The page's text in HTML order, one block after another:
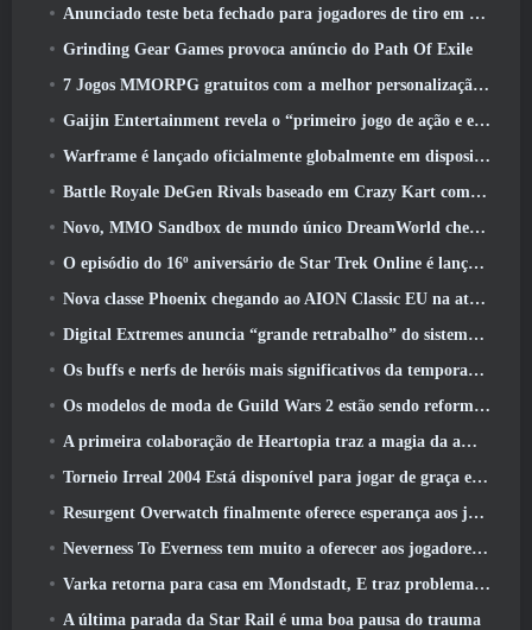
Anunciado teste beta fechado para jogadores de tiro em terceira pessoa
Grinding Gear Games provoca anúncio do Path Of Exile
7 Jogos MMORPG gratuitos com a melhor personalização de personagens
Gaijin Entertainment revela o “primeiro jogo de ação e extração espacial” Star Wrath
Warframe é lançado oficialmente globalmente em dispositivos Android
Battle Royale DeGen Rivals baseado em Crazy Kart combina todas as coisas que você provavelmente não sabia que queria combinadas
Novo, MMO Sandbox de mundo único DreamWorld chegando ao Steam com acesso antecipado
O episódio do 16º aniversário de Star Trek Online é lançado como parte da atualização de “corrupção”
Nova classe Phoenix chegando ao AION Classic EU na atualização ‘Ignite’
Digital Extremes anuncia “grande retrabalho” do sistema de progressão de jogadores do Soulframe
Os buffs e nerfs de heróis mais significativos da temporada 6.5
Os modelos de moda de Guild Wars 2 estão sendo reformulados com base no feedback dos jogadores
A primeira colaboração de Heartopia traz a magia da amizade de My Little Pony
Torneio Irreal 2004 Está disponível para jogar de graça e a Epic não processará ninguém por isso
Resurgent Overwatch finalmente oferece esperança aos jogadores
Neverness To Everness tem muito a oferecer aos jogadores, Particularmente divertido
Varka retorna para casa em Mondstadt, E traz problemas com ele na atualização Luna V do Genshin Impact
A última parada da Star Rail é uma boa pausa do trauma